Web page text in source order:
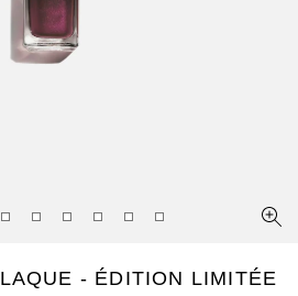
LAQUE - ÉDITION LIMITÉE